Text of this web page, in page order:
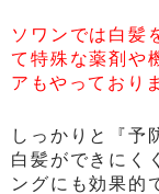
ソワンでは白髪
て特殊な薬剤や
アもやっており
しっかりと『予
白髪ができにく
ングにも効果的